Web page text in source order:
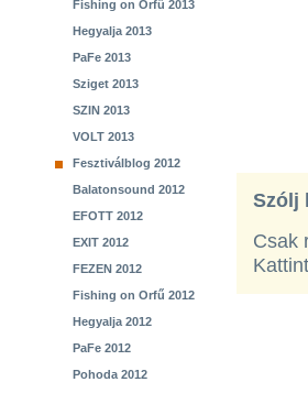
Fishing on Orfű 2013
Hegyalja 2013
PaFe 2013
Sziget 2013
SZIN 2013
VOLT 2013
Fesztiválblog 2012
Balatonsound 2012
EFOTT 2012
EXIT 2012
FEZEN 2012
Fishing on Orfű 2012
Hegyalja 2012
PaFe 2012
Pohoda 2012
Szólj
Csak